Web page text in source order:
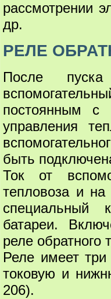
рассмотрении
др.
РЕЛЕ
После пуска
постоянным с
управления
быть
Ток от
тепловоза и на
специальный
батареи.
реле обратного
Реле имеет
токовую и
206).